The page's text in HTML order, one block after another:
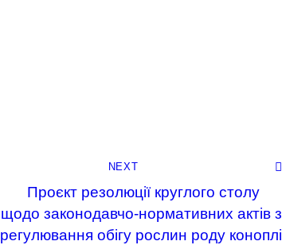
NEXT
Проєкт резолюції круглого столу
щодо законодавчо-нормативних актів з
регулювання обігу рослин роду коноплі